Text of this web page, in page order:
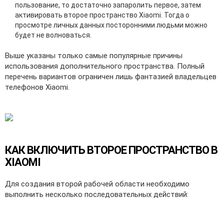
пользование, то достаточно запаролить первое, затем
активировать второе пространство Xiaomi. Тогда о
просмотре личных данных посторонними людьми можно
будет не волноваться.
Выше указаны только самые популярные причины
использования дополнительного пространства. Полный
перечень вариантов ограничен лишь фантазией владельцев
телефонов Xiaomi.
КАК ВКЛЮЧИТЬ ВТОРОЕ ПРОСТРАНСТВО В
XIAOMI
Для создания второй рабочей области необходимо
выполнить несколько последовательных действий: